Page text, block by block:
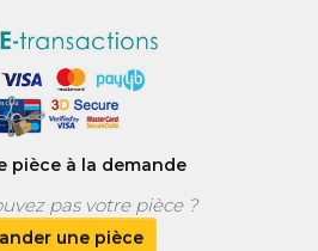
pièce à la demande
pas votre pièce ?
une pièce